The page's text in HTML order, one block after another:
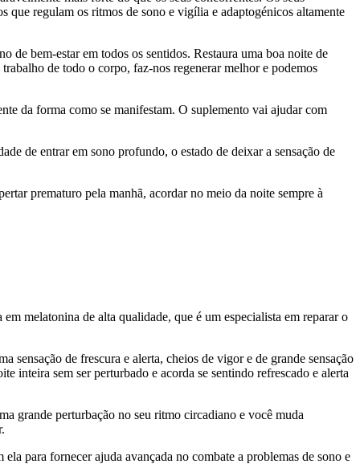
que regulam os ritmos de sono e vigília e adaptogénicos altamente
de bem-estar em todos os sentidos. Restaura uma boa noite de
de todo o corpo, faz-nos regenerar melhor e podemos
da forma como se manifestam. O suplemento vai ajudar com
de entrar em sono profundo, o estado de deixar a sensação de
prematuro pela manhã, acordar no meio da noite sempre à
em melatonina de alta qualidade, que é um especialista em reparar o
sensação de frescura e alerta, cheios de vigor e de grande sensação
inteira sem ser perturbado e acorda se sentindo refrescado e alerta
grande perturbação no seu ritmo circadiano e você muda
para fornecer ajuda avançada no combate a problemas de sono e